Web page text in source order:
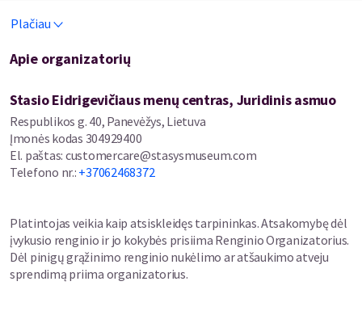
Vis dėlto tas trumpas vizitas užsitęsia. Nes praeitis nelinkusi
santykiai, pirmoji meilė bei jausmai, kuriuos ji manė jau palikusi
už nugaros.
Kuo ilgiau Cécile pasilieka, tuo labiau ima braškėti jos kruopščiai
susikurtas gyvenimas Paryžiuje – ir vis aiškiau kyla klausimas: ar
tikrai ji eina tuo keliu, kuris jai skirtas?
Ar galima turėti viską – ar vis dėlto reikia pasirinkti, kas iš tiesų
„Tik vienai dienai“ – šiltas, muzikos ir jausmų kupinas filmas apie
sugrįžimą, pasirinkimus ir tą akimirką, kai viena diena tampa kur
kas daugiau nei planavai.
Plačiau
Apie organizatorių
Stasio Eidrigevičiaus menų centras, Juridinis asmuo
Respublikos g. 40, Panevėžys, Lietuva
Įmonės kodas 304929400
El. paštas: customercare@stasysmuseum.com
Telefono nr.: +37062468372
Platintojas veikia kaip atsiskleidęs tarpininkas. Atsakomybę dėl
įvykusio renginio ir jo kokybės prisiima Renginio Organizatorius.
Dėl pinigų grąžinimo renginio nukėlimo ar atšaukimo atveju
sprendimą priima organizatorius.